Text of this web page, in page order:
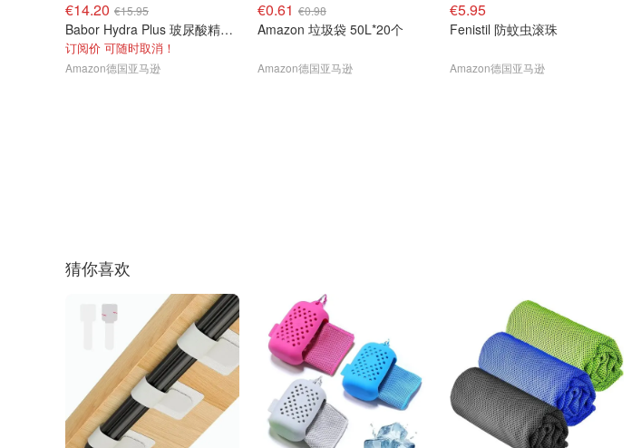
€14.20 €15.95
Babor Hydra Plus 玻尿酸精华 7支
订阅价 可随时取消！
Amazon德国亚马逊
€0.61 €0.98
Amazon 垃圾袋 50L*20个
Amazon德国亚马逊
€5.95
Fenistil 防蚊虫滚珠
Amazon德国亚马逊
猜你喜欢